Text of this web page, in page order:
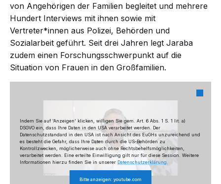
von Angehörigen der Familien begleitet und mehrere
Hundert Interviews mit ihnen sowie mit
Vertreter*innen aus Polizei, Behörden und
Sozialarbeit geführt. Seit drei Jahren legt Jaraba
zudem einen Forschungsschwerpunkt auf die
Situation von Frauen in den Großfamilien.
Indem Sie auf 'Anzeigen' klicken, willigen Sie gem. Art. 6 Abs. 1 S. 1 lit. a)
DSGVO ein, dass Ihre Daten in den USA verarbeitet werden. Der
Datenschutzstandard in den USA ist nach Ansicht des EuGHs unzureichend und
es besteht die Gefahr, dass Ihre Daten durch die US-Behörden zu
Kontrollzwecken, möglicherweise auch ohne Rechtsbehelfsmöglichkeiten,
verarbeitet werden. Eine erteilte Einwilligung gilt nur für diese Session. Weitere
Informationen hierzu finden Sie in unserer Datenschutzerklärung.
Bitte anzeigen: youtube.com